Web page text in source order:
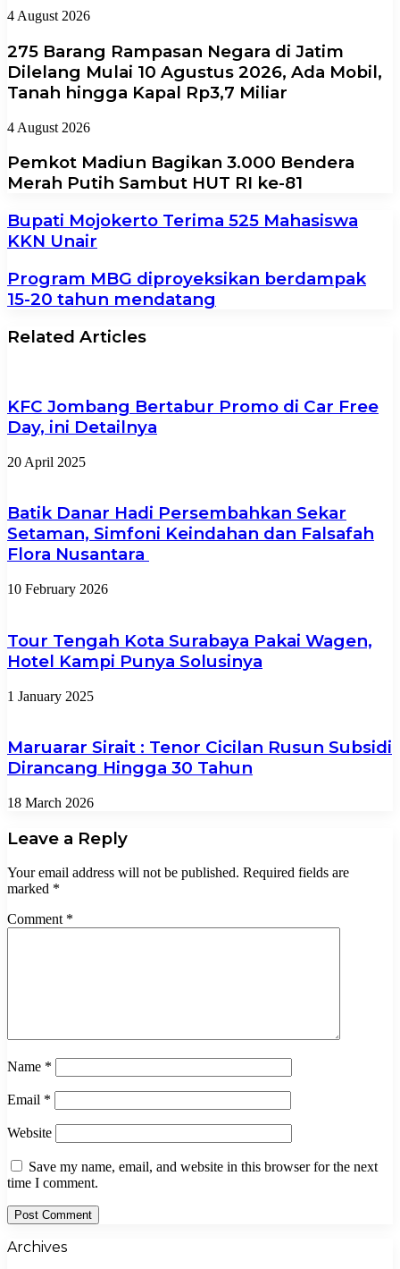
4 August 2026
275 Barang Rampasan Negara di Jatim
Dilelang Mulai 10 Agustus 2026, Ada Mobil,
Tanah hingga Kapal Rp3,7 Miliar
4 August 2026
Pemkot Madiun Bagikan 3.000 Bendera
Merah Putih Sambut HUT RI ke-81
Bupati Mojokerto Terima 525 Mahasiswa
KKN Unair
Program MBG diproyeksikan berdampak
15-20 tahun mendatang
Related Articles
KFC Jombang Bertabur Promo di Car Free
Day, ini Detailnya
20 April 2025
Batik Danar Hadi Persembahkan Sekar
Setaman, Simfoni Keindahan dan Falsafah
Flora Nusantara
10 February 2026
Tour Tengah Kota Surabaya Pakai Wagen,
Hotel Kampi Punya Solusinya
1 January 2025
Maruarar Sirait : Tenor Cicilan Rusun Subsidi
Dirancang Hingga 30 Tahun
18 March 2026
Leave a Reply
Your email address will not be published. Required fields are
marked *
Comment *
Name *
Email *
Website
Save my name, email, and website in this browser for the next
time I comment.
Archives